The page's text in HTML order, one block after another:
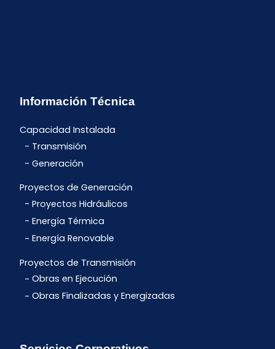
Información Técnica
Capacidad Instalada
Transmisión
Generación
Proyectos de Generación
Proyectos Hidráulicos
Energía Térmica
Energía Renovable
Proyectos de Transmisión
Obras en Ejecución
Obras Finalizadas y Energizadas